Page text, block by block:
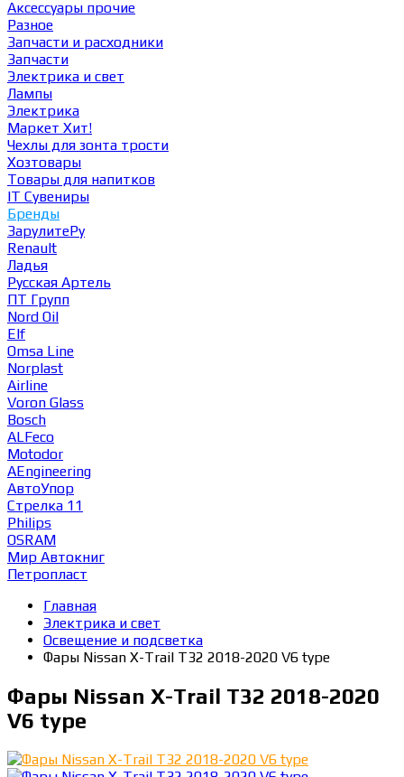
Аксессуары прочие
Разное
Запчасти и расходники
Запчасти
Электрика и свет
Лампы
Электрика
Маркет Хит!
Чехлы для зонта трости
Хозтовары
Товары для напитков
IT Сувениры
Бренды
ЗарулитеРу
Renault
Ладья
Русская Артель
ПТ Групп
Nord Oil
Elf
Omsa Line
Norplast
Airline
Voron Glass
Bosch
ALFeco
Motodor
AEngineering
АвтоУпор
Стрелка 11
Philips
OSRAM
Мир Автокниг
Петропласт
Главная
Электрика и свет
Освещение и подсветка
Фары Nissan X-Trail T32 2018-2020 V6 type
Фары Nissan X-Trail T32 2018-2020
V6 type